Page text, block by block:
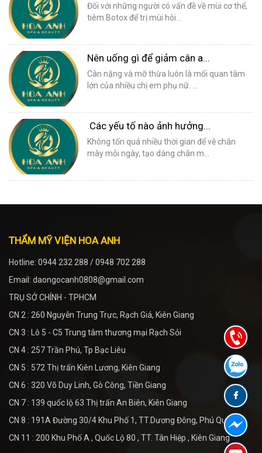
Đối với những người có vấn đề về mùi cơ thể,
tiêm Botox để trị mùi hôi...
Nên uống gì để giảm cân a...
Cân nặng và mỡ thừa luôn là mối quan tâm
lớn của nhiều chị em phụ nữ. ...
Các yếu tố nào ảnh hưởng...
Không tốn quá nhiều thời gian để vẽ chân
mày mỗi ngày, tạo dáng chân m...
THẨM MỸ VIỆN HOA ANH
Hotline: 0944 232 288 / 0948 702 288
Email: daongocanh0808@gmail.com
TRỤ SỞ CHÍNH - TPHCM
CN 2 : 260 Nguyễn Trung Trực, Rạch Giá, Kiên Giang
CN 3 : Lô 5 - C5 Trung tâm thương mại Rạch Sỏi
CN 4 : 257 Trần Phú, Tp Bạc Liêu
CN 5 : 572 Thị trấn Kiên Lương, Kiên Giang
CN 6 : 320 Võ Duy Linh, Gò Công, Tiền Giang
CN 7 : 139 quốc lộ 63 Thị trấn An Biên, Kiên Giang
CN 8 : 191A Đường 30/4 Khu Phố 1, TT.Dương Đông, Phú Quốc
CN 11 : 200 Khu Phố A , Quốc Lộ 80 , TT. Tân Hiệp , Kiên Giang